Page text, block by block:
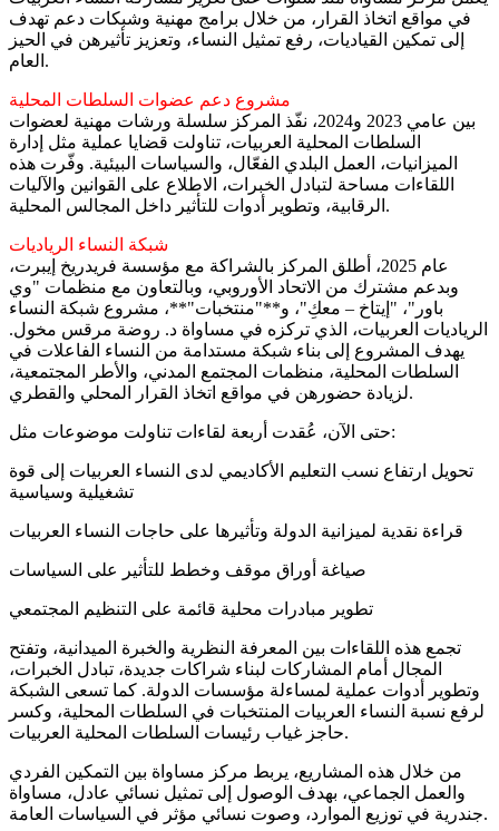
في مواقع اتخاذ القرار، من خلال برامج مهنية وشبكات دعم تهدف
إلى تمكين القياديات، رفع تمثيل النساء، وتعزيز تأثيرهن في الحيز
العام.
مشروع دعم عضوات السلطات المحلية
بين عامي 2023 و2024، نفّذ المركز سلسلة ورشات مهنية لعضوات
السلطات المحلية العربيات، تناولت قضايا عملية مثل إدارة
الميزانيات، العمل البلدي الفعّال، والسياسات البيئية. وفّرت هذه
اللقاءات مساحة لتبادل الخبرات، الاطلاع على القوانين والآليات
الرقابية، وتطوير أدوات للتأثير داخل المجالس المحلية.
شبكة النساء الرياديات
عام 2025، أطلق المركز بالشراكة مع مؤسسة فريدريخ إيبرت،
وبدعم مشترك من الاتحاد الأوروبي، وبالتعاون مع منظمات "وي
باور"، "إيتاخ – معكِ"، و**"منتخبات"**، مشروع شبكة النساء
الرياديات العربيات، الذي تركزه في مساواة د. روضة مرقس مخول.
يهدف المشروع إلى بناء شبكة مستدامة من النساء الفاعلات في
السلطات المحلية، منظمات المجتمع المدني، والأطر المجتمعية،
لزيادة حضورهن في مواقع اتخاذ القرار المحلي والقطري.
حتى الآن، عُقدت أربعة لقاءات تناولت موضوعات مثل:
تحويل ارتفاع نسب التعليم الأكاديمي لدى النساء العربيات إلى قوة
تشغيلية وسياسية
قراءة نقدية لميزانية الدولة وتأثيرها على حاجات النساء العربيات
صياغة أوراق موقف وخطط للتأثير على السياسات
تطوير مبادرات محلية قائمة على التنظيم المجتمعي
تجمع هذه اللقاءات بين المعرفة النظرية والخبرة الميدانية، وتفتح
المجال أمام المشاركات لبناء شراكات جديدة، تبادل الخبرات،
وتطوير أدوات عملية لمساءلة مؤسسات الدولة. كما تسعى الشبكة
لرفع نسبة النساء العربيات المنتخبات في السلطات المحلية، وكسر
حاجز غياب رئيسات السلطات المحلية العربيات.
من خلال هذه المشاريع، يربط مركز مساواة بين التمكين الفردي
والعمل الجماعي، بهدف الوصول إلى تمثيل نسائي عادل، مساواة
جندرية في توزيع الموارد، وصوت نسائي مؤثر في السياسات العامة.